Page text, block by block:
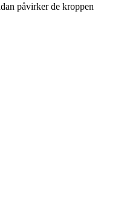
påvirker de kroppen